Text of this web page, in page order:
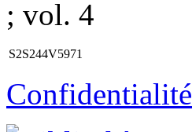
; vol. 4
S2S244V5971
Confidentialité